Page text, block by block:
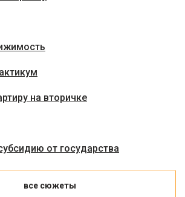
на вторичке
от государства
все сюжеты